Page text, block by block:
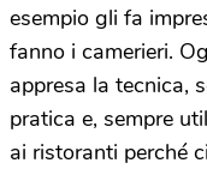
esempio gli fa
fanno i camerieri.
appresa la tecnica,
pratica e, sempre
ai ristoranti perché